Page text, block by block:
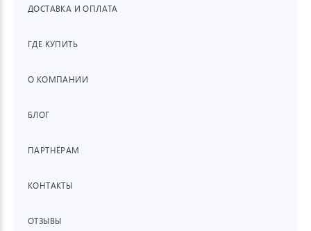
ДОСТАВКА И ОПЛАТА
ГДЕ КУПИТЬ
О КОМПАНИИ
БЛОГ
ПАРТНЁРАМ
КОНТАКТЫ
ОТЗЫВЫ